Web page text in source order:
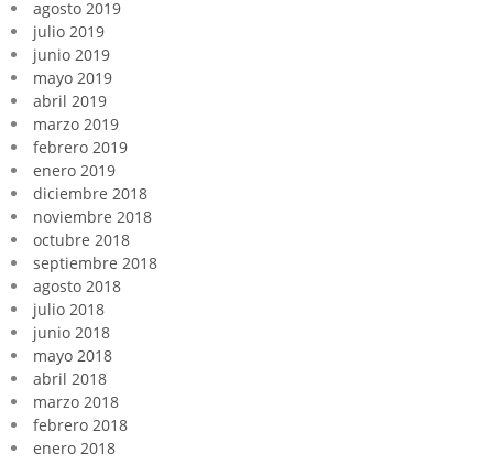
agosto 2019
julio 2019
junio 2019
mayo 2019
abril 2019
marzo 2019
febrero 2019
enero 2019
diciembre 2018
noviembre 2018
octubre 2018
septiembre 2018
agosto 2018
julio 2018
junio 2018
mayo 2018
abril 2018
marzo 2018
febrero 2018
enero 2018